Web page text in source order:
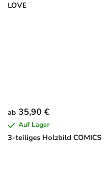
LOVE
3-teiliges Holzbild COMICS
ab 35,90 €
Auf Lager